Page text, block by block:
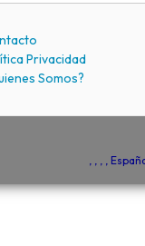
Privacidad
Somos?
, , , ,